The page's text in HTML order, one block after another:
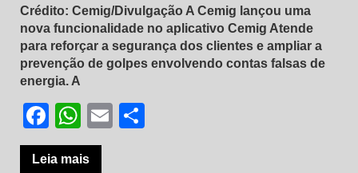
Crédito: Cemig/Divulgação A Cemig lançou uma
nova funcionalidade no aplicativo Cemig Atende
para reforçar a segurança dos clientes e ampliar a
prevenção de golpes envolvendo contas falsas de
energia. A
Facebook
WhatsApp
Email
Leia mais